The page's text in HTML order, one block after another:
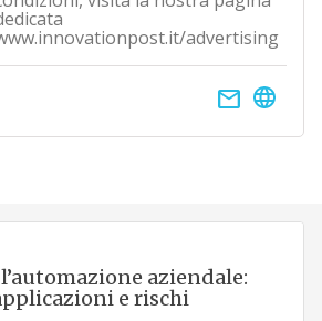
advertising
email
aziendale:
e rischi